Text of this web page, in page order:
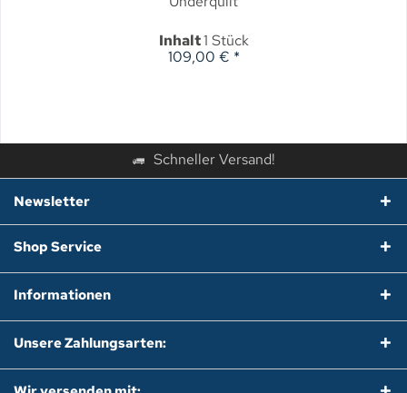
Inhalt1 Stück
109,00 € *
Schneller Versand!
Newsletter
Shop Service
Informationen
Unsere Zahlungsarten: